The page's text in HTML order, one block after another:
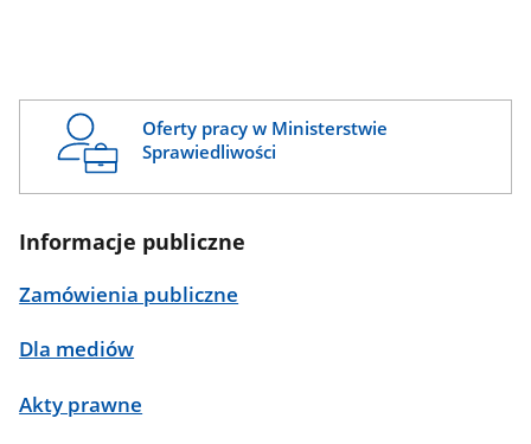
Oferty pracy w Ministerstwie
Sprawiedliwości
Informacje publiczne
Zamówienia publiczne
Dla mediów
Akty prawne